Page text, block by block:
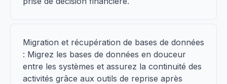
Migration et récupération de bases de données
: Migrez les bases de données en douceur
entre les systèmes et assurez la continuité des
activités grâce aux outils de reprise après